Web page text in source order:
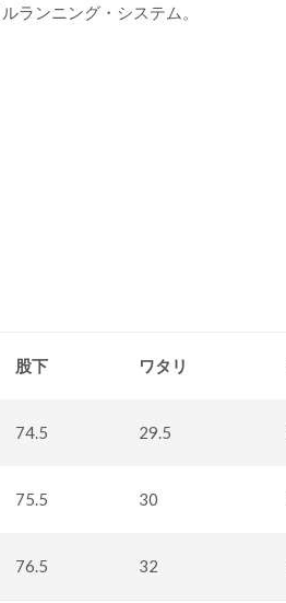
ランニング・システム。
股下 ワタリ
74.5 29.5
75.5 30
76.5 32